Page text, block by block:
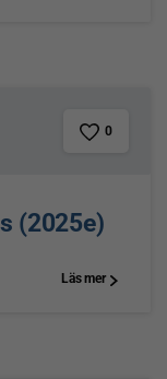
0
(2025e)
Läs mer